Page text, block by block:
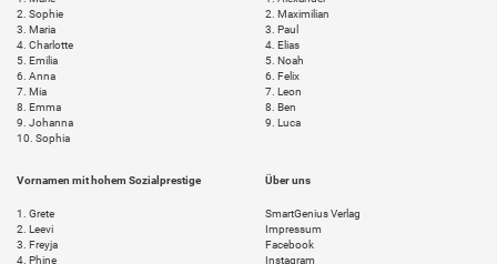
2. Sophie
3. Maria
4. Charlotte
5. Emilia
6. Anna
7. Mia
8. Emma
9. Johanna
10. Sophia
2. Maximilian
3. Paul
4. Elias
5. Noah
6. Felix
7. Leon
8. Ben
9. Luca
Vornamen mit hohem Sozialprestige
1.
Grete
2. Leevi
3. Freyja
4. Phine
Über uns
SmartGenius Verlag
Impressum
Facebook
Instagram